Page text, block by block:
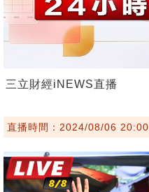
三立財經iNEWS直播
直播時間：2024/08/06 20:00